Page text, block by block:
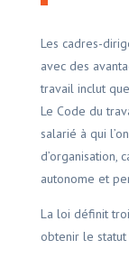
Les cadres-
avec des
travail inclut
Le Code du
salarié à qui
d’organisation,
autonome et
La loi définit
obtenir le